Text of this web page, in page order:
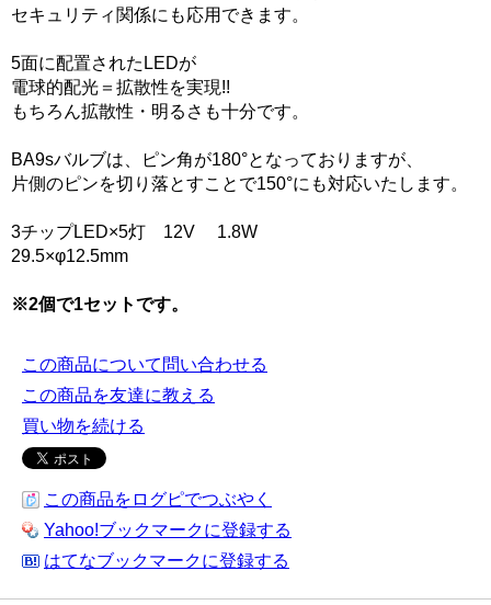
セキュリティ関係にも応用できます。
5面に配置されたLEDが
電球的配光＝拡散性を実現!!
もちろん拡散性・明るさも十分です。
BA9sバルブは、ピン角が180°となっておりますが、
片側のピンを切り落とすことで150°にも対応いたします。
3チップLED×5灯 12V 1.8W
29.5×φ12.5mm
※2個で1セットです。
この商品について問い合わせる
この商品を友達に教える
買い物を続ける
この商品をログピでつぶやく
Yahoo!ブックマークに登録する
はてなブックマークに登録する